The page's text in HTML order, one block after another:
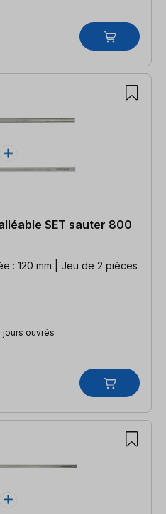
SET sauter 800
: 120 mm | Jeu de 2 pièces
jours ouvrés